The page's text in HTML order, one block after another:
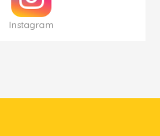
Instagram